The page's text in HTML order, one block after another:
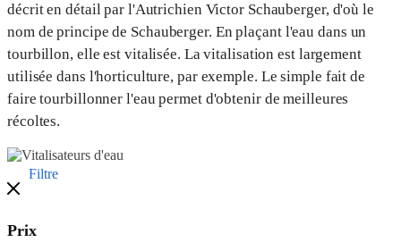
décrit en détail par l'Autrichien Victor Schauberger, d'où le
nom de principe de Schauberger. En plaçant l'eau dans un
tourbillon, elle est vitalisée. La vitalisation est largement
utilisée dans l'horticulture, par exemple. Le simple fait de
faire tourbillonner l'eau permet d'obtenir de meilleures
récoltes.
Filtre
Prix